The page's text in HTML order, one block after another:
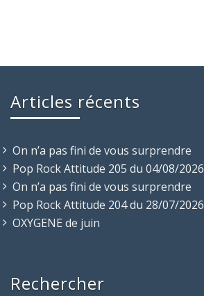
Articles récents
On n’a pas fini de vous surprendre
Pop Rock Attitude 205 du 04/08/2026
On n’a pas fini de vous surprendre
Pop Rock Attitude 204 du 28/07/2026
OXYGENE de juin
Rechercher